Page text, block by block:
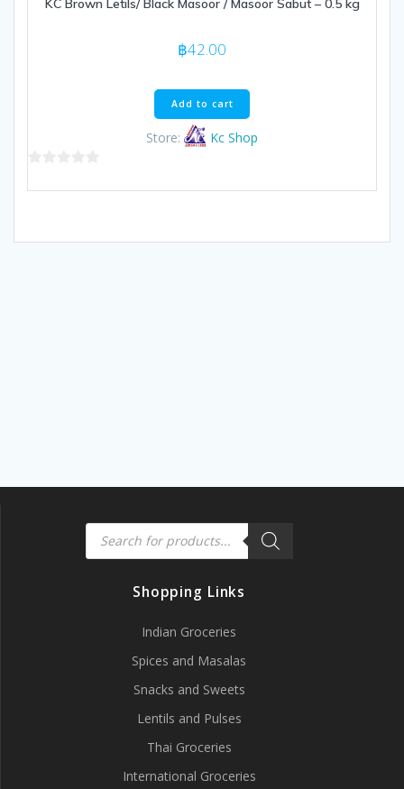
KC Brown Letils/ Black Masoor / Masoor Sabut – 0.5 kg
฿42.00
Add to cart
Store: Kc Shop
Products
search
Shopping Links
Indian Groceries
Spices and Masalas
Snacks and Sweets
Lentils and Pulses
Thai Groceries
International Groceries